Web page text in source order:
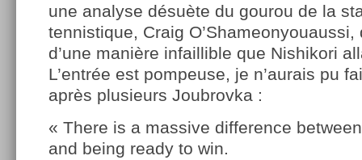
une analyse désuète du gourou de la
tennistique, Craig
d’une manière infaillible que Nishikori
L’entrée est pompeuse, je n’aurais pu
après plusieurs Joubrovka :
« There is a massive difference
and being ready to win.